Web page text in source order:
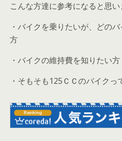
こんな方達に参考になると思い
・バイクを乗りたいが、どの
方
・バイクの維持費を知りたい方
・そもそも125ＣＣのバイク